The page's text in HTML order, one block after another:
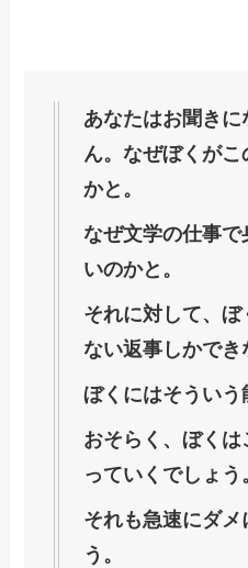
あなたはお聞き
ん。なぜぼくがこ
かと。
なぜ文学の仕事
いのかと。
それに対して、
ない返事しかでき
ぼくにはそういう
おそらく、ぼく
っていくでしょう
それも急速にダメ
う。